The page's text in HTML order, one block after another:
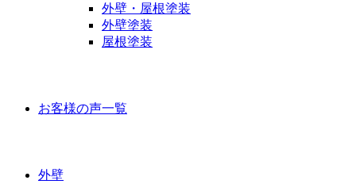
外壁・屋根塗装
外壁塗装
屋根塗装
お客様の声一覧
外壁